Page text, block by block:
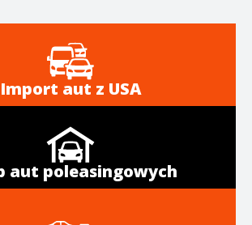
Import aut z USA
aut poleasingowych